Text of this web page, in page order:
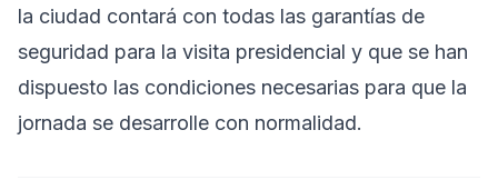
la ciudad contará con todas las garantías de
seguridad para la visita presidencial y que se han
dispuesto las condiciones necesarias para que la
jornada se desarrolle con normalidad.